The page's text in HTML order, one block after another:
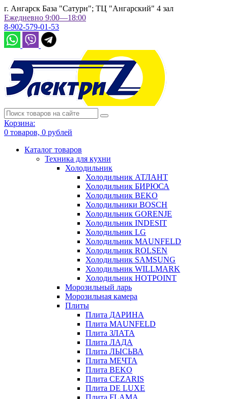
г. Ангарск База "Сатурн"; ТЦ "Ангарский" 4 зал
Ежедневно 9:00—18:00
8-902-579-01-53
Корзина:
0 товаров, 0 рублей
Каталог товаров
Техника для кухни
Холодильник
Холодильник АТЛАНТ
Холодильник БИРЮСА
Холодильник BEKO
Холодильники BOSCH
Холодильник GORENJE
Холодильник INDESIT
Холодильник LG
Холодильник MAUNFELD
Холодильник ROLSEN
Холодильник SAMSUNG
Холодильник WILLMARK
Холодильник HOTPOINT
Морозильный ларь
Морозильная камера
Плиты
Плита ДАРИНА
Плита MAUNFELD
Плита ЗЛАТА
Плита ЛАДА
Плита ЛЫСЬВА
Плита МЕЧТА
Плита BEKO
Плита CEZARIS
Плита DE LUXE
Плита FLAMA